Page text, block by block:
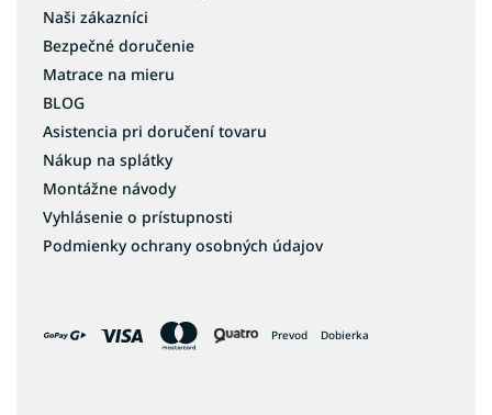
Naši zákazníci
Bezpečné doručenie
Matrace na mieru
BLOG
Asistencia pri doručení tovaru
Nákup na splátky
Montážne návody
Vyhlásenie o prístupnosti
Podmienky ochrany osobných údajov
Prevod Dobierka